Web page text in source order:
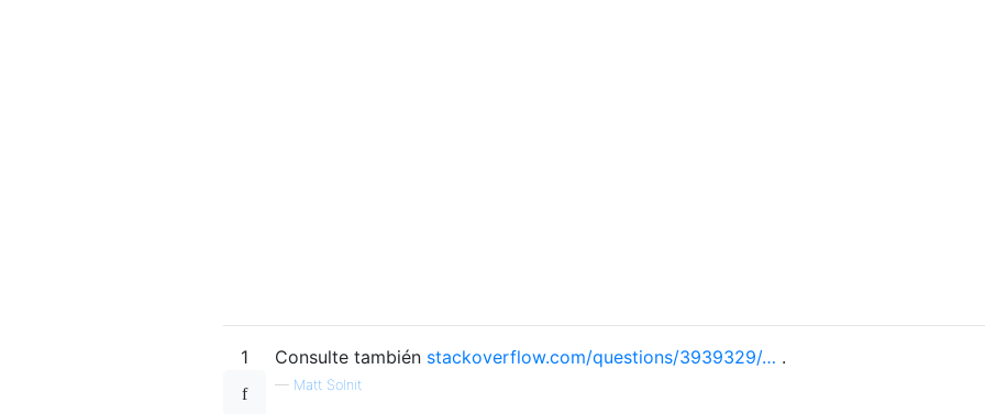
1 Consulte también stackoverflow.com/questions/3939329/… .
— Matt Solnit